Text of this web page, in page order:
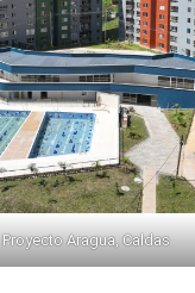
Proyecto Aragua, Caldas